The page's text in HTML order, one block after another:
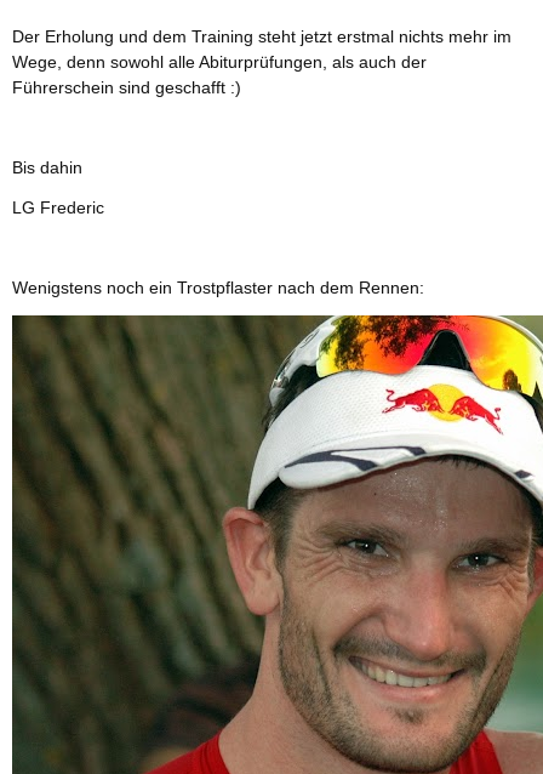
Der Erholung und dem Training steht jetzt erstmal nichts mehr im
Wege, denn sowohl alle Abiturprüfungen, als auch der
Führerschein sind geschafft :)
Bis dahin
LG Frederic
Wenigstens noch ein Trostpflaster nach dem Rennen: